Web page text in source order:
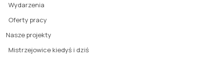
Wydarzenia
Oferty pracy
Nasze projekty
Mistrzejowice kiedyś i dziś